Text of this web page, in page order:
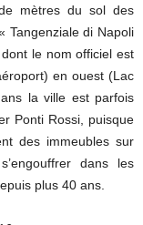
mètres du sol des
Tangenziale di Napoli
le nom officiel est
en ouest (Lac
la ville est parfois
Ponti Rossi, puisque
des immeubles sur
dans les
plus 40 ans.